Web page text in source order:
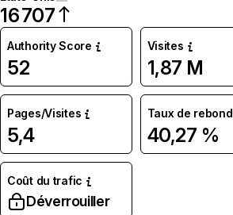
16 707
Authority Score
52
Visites
1,87 M
Pages/Visites
5,4
Taux de rebond
40,27 %
Coût du trafic
Déverrouiller